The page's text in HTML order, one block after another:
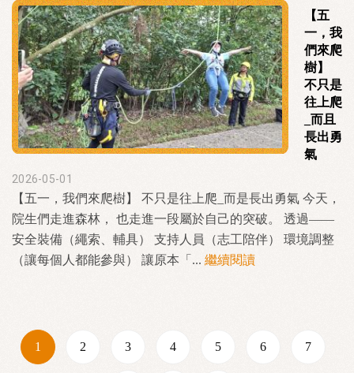
【五
一，我
們來爬
樹】
不只是
往上爬
_而且
長出勇
氣
2026-05-01
【五一，我們來爬樹】 不只是往上爬_而是長出勇氣 今天，
院生們走進森林， 也走進一段屬於自己的突破。 透過——
安全裝備（繩索、輔具） 支持人員（志工陪伴） 環境調整
（讓每個人都能參與） 讓原本「... 繼續閱讀
1 2 3 4 5 6 7